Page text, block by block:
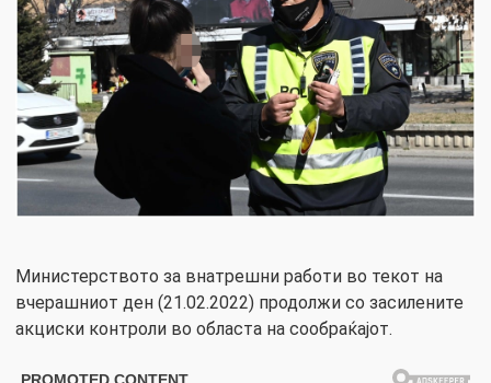
Министерството за внатрешни работи во текот на
вчерашниот ден (21.02.2022) продолжи со засилените
акциски контроли во областа на сообраќајот.